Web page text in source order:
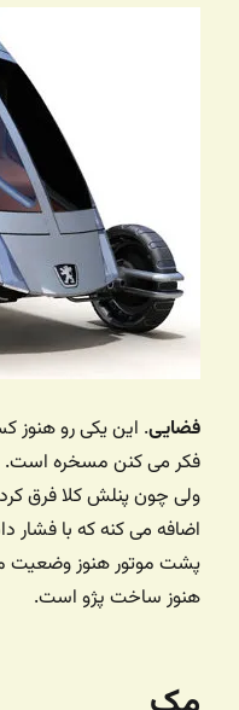
فضایی. این یکی رو هنوز
فکر می کنن مسخره است.
ولی چون پنلش کلا فرق
اضافه می کنه که با
پشت موتور هنوز وضعیت
هنوز ساخت پژو است.